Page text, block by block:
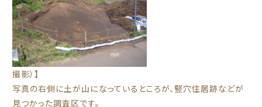
撮影）】
写真の右側に土が山になっているところが、竪穴住居跡などが
見つかった調査区です。